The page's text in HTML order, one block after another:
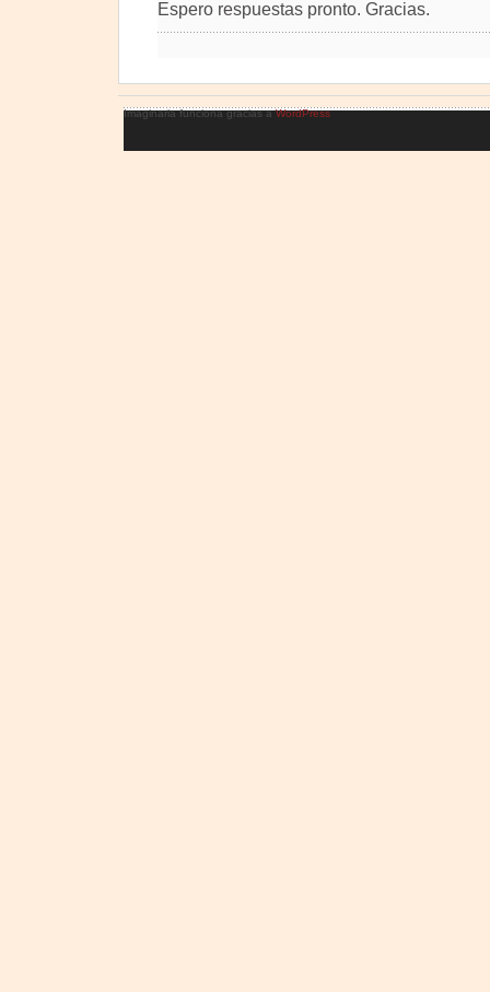
Espero respuestas pronto. Gracias.
Imaginaria funciona gracias aWordPress